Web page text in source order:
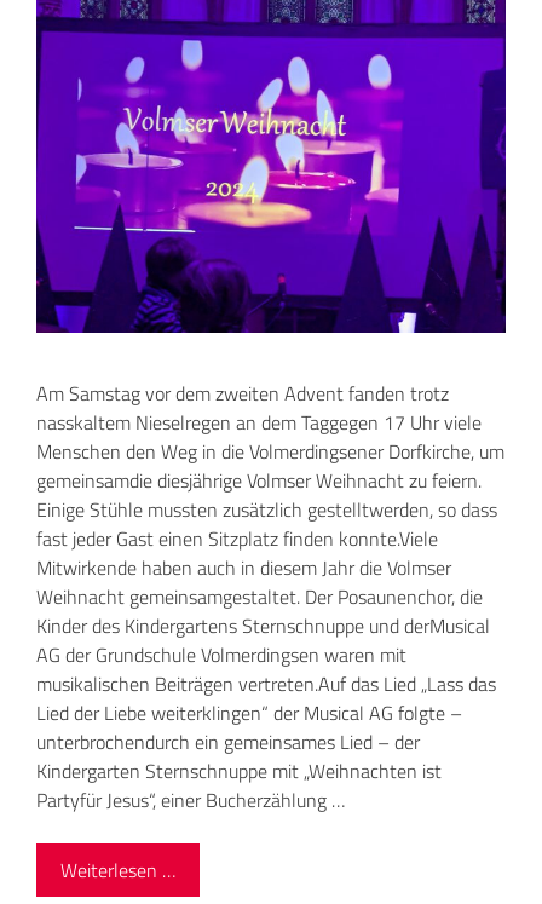
Am Samstag vor dem zweiten Advent fanden trotz
nasskaltem Nieselregen an dem Taggegen 17 Uhr viele
Menschen den Weg in die Volmerdingsener Dorfkirche, um
gemeinsamdie diesjährige Volmser Weihnacht zu feiern.
Einige Stühle mussten zusätzlich gestelltwerden, so dass
fast jeder Gast einen Sitzplatz finden konnte.Viele
Mitwirkende haben auch in diesem Jahr die Volmser
Weihnacht gemeinsamgestaltet. Der Posaunenchor, die
Kinder des Kindergartens Sternschnuppe und derMusical
AG der Grundschule Volmerdingsen waren mit
musikalischen Beiträgen vertreten.Auf das Lied „Lass das
Lied der Liebe weiterklingen“ der Musical AG folgte –
unterbrochendurch ein gemeinsames Lied – der
Kindergarten Sternschnuppe mit „Weihnachten ist
Partyfür Jesus“, einer Bucherzählung …
Weiterlesen …